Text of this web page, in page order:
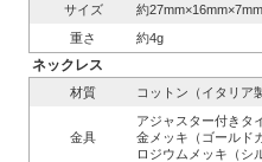
サイズ
約27mm×16mm×7mm
重さ
約4g
ネックレス
材質 コットン（イタリア
金具
アジャスター付きタ
金メッキ（ゴールド
ロジウムメッキ（シ